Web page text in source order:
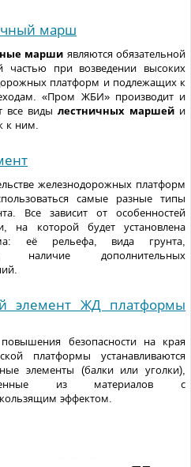
марш
марши являются обязательной
частью при возведении высоких
платформ и подлежащих к
«Пром ЖБИ» производит и
все виды лестничных маршей и
к ним.
железнодорожных платформ
самые разные типы
Все зависит от особенностей
на которой будет установлена
её рельефа, вида грунта,
наличие дополнительных
элемент ЖД платформы
безопасности на края
платформы устанавливаются
элементы (балки или уголки),
из материалов с
эффектом.